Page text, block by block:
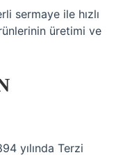
sermaye ile hızlı
üretimi ve
yılında Terzi